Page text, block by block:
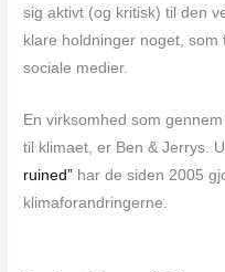
sig aktivt (og kritisk) til den
klare holdninger noget,
sociale medier.
En virksomhed som
til klimaet, er Ben & Jerrys.
ruined” har de siden 2005
klimaforandringerne.